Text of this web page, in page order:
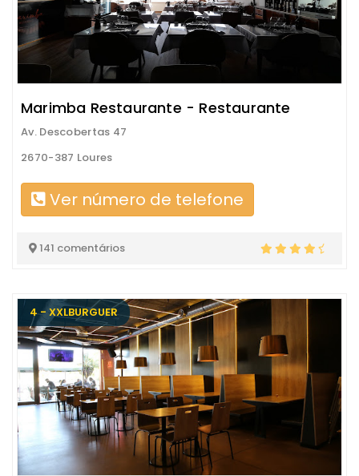
Marimba Restaurante - Restaurante
Av. Descobertas 47
2670-387 Loures
Ver número de telefone
141 comentários
4 - XXLBURGUER